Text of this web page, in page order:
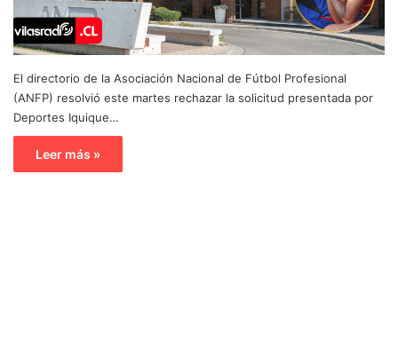
El directorio de la Asociación Nacional de Fútbol Profesional
(ANFP) resolvió este martes rechazar la solicitud presentada por
Deportes Iquique…
Leer más »